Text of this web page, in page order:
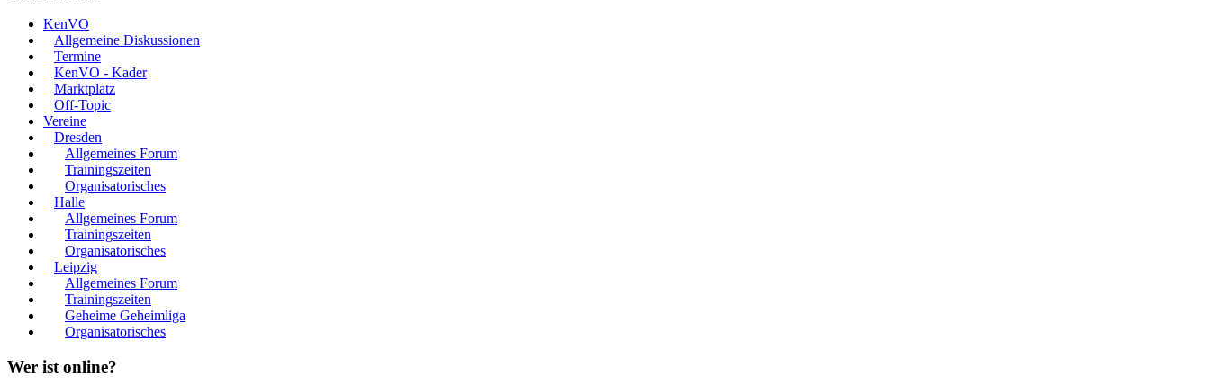
KenVO
Allgemeine Diskussionen
Termine
KenVO - Kader
Marktplatz
Off-Topic
Vereine
Dresden
Allgemeines Forum
Trainingszeiten
Organisatorisches
Halle
Allgemeines Forum
Trainingszeiten
Organisatorisches
Leipzig
Allgemeines Forum
Trainingszeiten
Geheime Geheimliga
Organisatorisches
Wer ist online?